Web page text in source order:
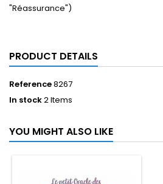
"Réassurance")
PRODUCT DETAILS
Reference8267
In stock2 Items
YOU MIGHT ALSO LIKE